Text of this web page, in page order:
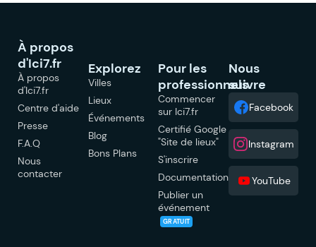
À propos
d'Ici7.fr
À propos
d'Ici7.fr
Centre d'aide
Presse
F.A.Q
Nous
contacter
Explorez
Villes
Lieux
Événements
Blog
Bons Plans
Pour les
professionnels
Commencer
sur Ici7.fr
Certifié Google
"Site de lieux"
S'inscrire
Documentation
Publier un
événement
GRATUIT
Nous
suivre
Facebook
Instagram
YouTube